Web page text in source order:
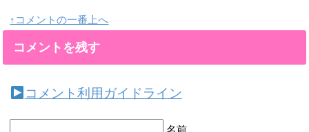
↑コメントの一番上へ
コメントを残す
コメント利用ガイドライン
名前